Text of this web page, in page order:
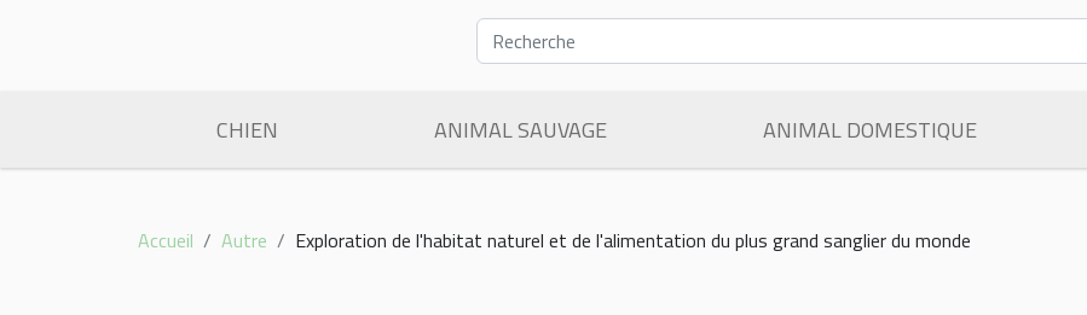
CHIEN ANIMAL SAUVAGE ANIMAL DOMESTIQUE
Accueil Autre Exploration de l'habitat naturel et de l'alimentation du plus grand sanglier du monde